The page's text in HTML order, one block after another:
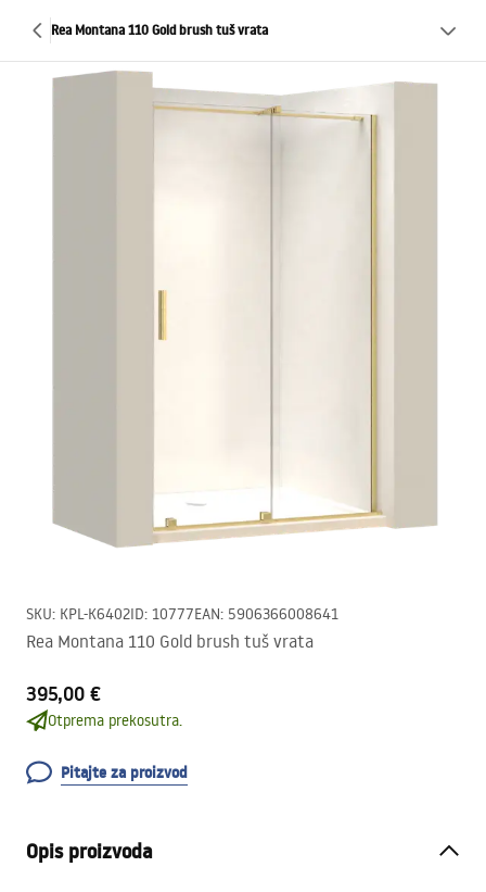
Rea Montana 110 Gold brush tuš vrata
SKU: KPL-K6402ID: 10777EAN: 5906366008641
Rea Montana 110 Gold brush tuš vrata
395,00 €
Otprema prekosutra.
Pitajte za proizvod
Opis proizvoda